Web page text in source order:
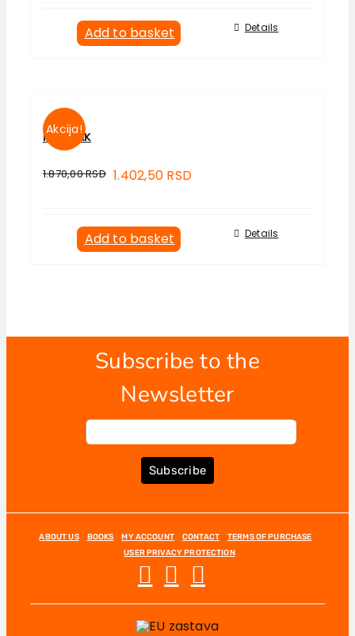
Add to basket Details
Akcija!
MANIJAK
1.870,00RSD 1.402,50 RSD
Add to basket Details
Subscribe to the
Newsletter
Subscribe
ABOUT US BOOKS MY ACCOUNT CONTACT
TERMS OF PURCHASE
USER PRIVACY PROTECTION